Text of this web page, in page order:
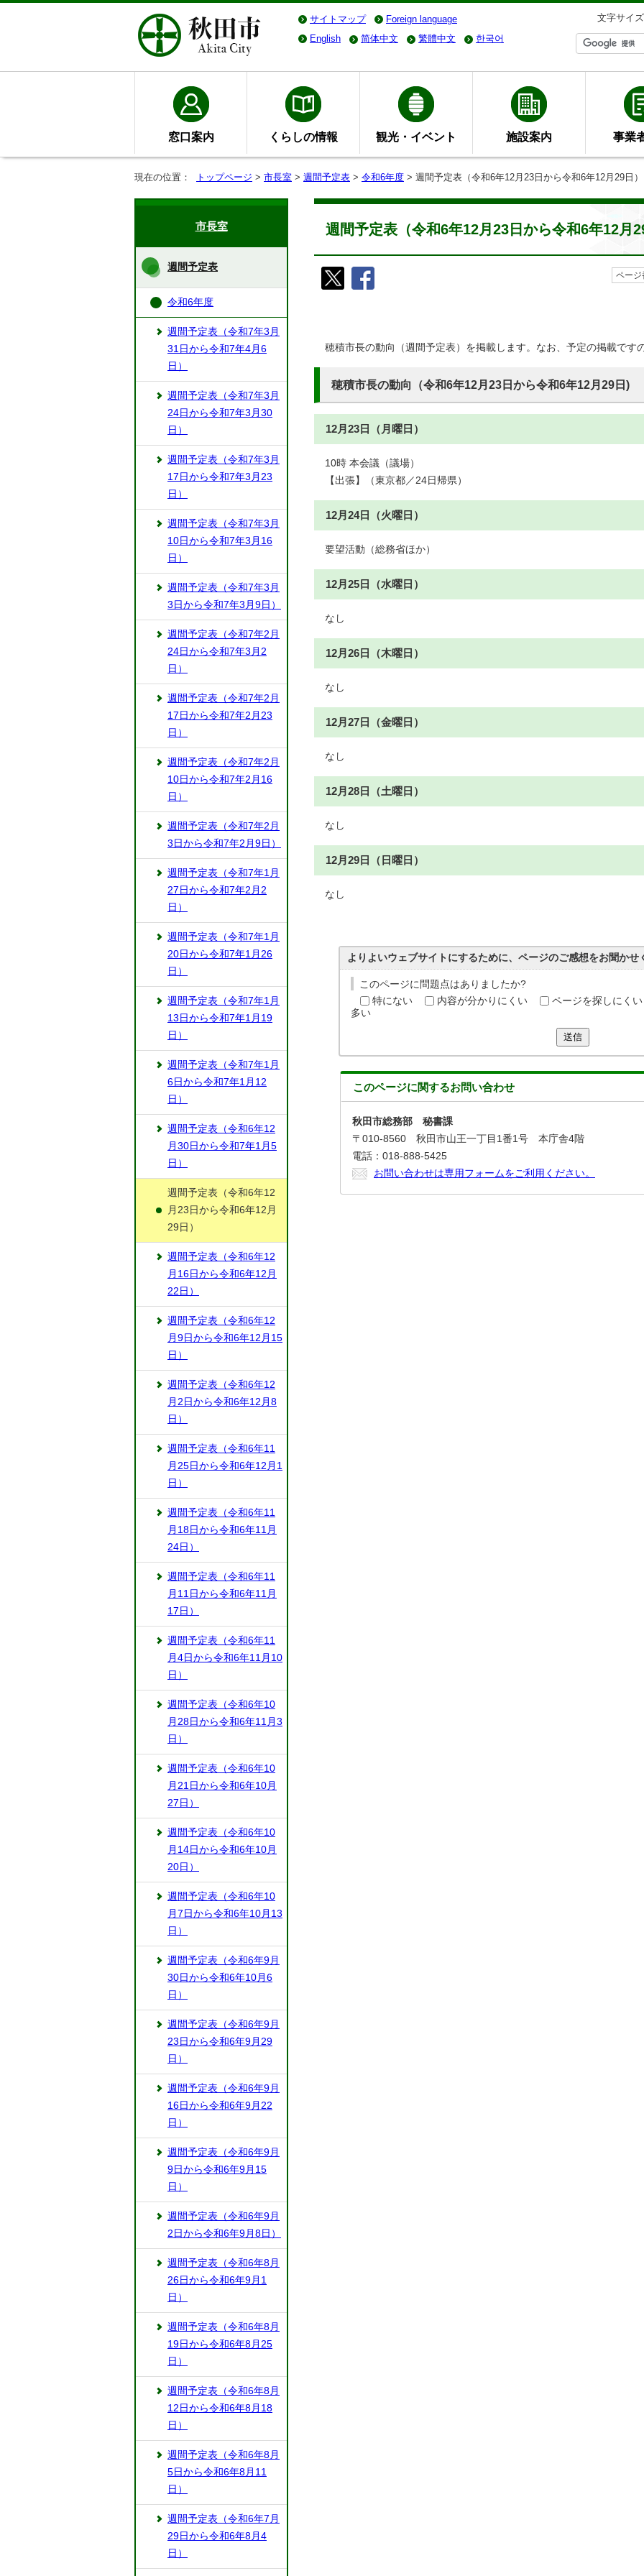
サイトマップ Foreign language 文字サイズ
English
简体中文 繁體中文 한국어
窓口案内 くらしの情報 観光・イベント 施設案内 事業
現在の位置： トップページ > 市長室 > 週間予定表 > 令和6年度 > 週間予定表（令和6年12月23日から令和6年12月29日）
週間予定表（令和6年12月23日から令和6年12月
ペー
穂積市長の動向（週間予定表）を掲載します。なお、予定の掲載です
穂積市長の動向（令和6年12月23日から令和6年12月29日)
12月23日（月曜日）
10時 本会議（議場）
【出張】（東京都／24日帰県）
12月24日（火曜日）
要望活動（総務省ほか）
12月25日（水曜日）
なし
12月26日（木曜日）
なし
12月27日（金曜日）
なし
12月28日（土曜日）
なし
12月29日（日曜日）
なし
よりよいウェブサイトにするために、ページのご感想をお聞かせ
このページに問題点はありましたか?
特にない
内容が分かりにくい ページを探しにくい
多い
送信
このページに関するお問い合わせ
秋田市総務部 秘書課
〒010-8560 秋田市山王一丁目1番1号 本庁舎4階
電話：018-888-5425
お問い合わせは専用フォームをご利用ください。
市長室
週間予定表
令和6年度
週間予定表（令和7年3月
31日から令和7年4月6
日）
週間予定表（令和7年3月
24日から令和7年3月30
日）
週間予定表（令和7年3月
17日から令和7年3月23
日）
週間予定表（令和7年3月
10日から令和7年3月16
日）
週間予定表（令和7年3月
3日から令和7年3月9日）
週間予定表（令和7年2月
24日から令和7年3月2
日）
週間予定表（令和7年2月
17日から令和7年2月23
日）
週間予定表（令和7年2月
10日から令和7年2月16
日）
週間予定表（令和7年2月
3日から令和7年2月9日）
週間予定表（令和7年1月
27日から令和7年2月2
日）
週間予定表（令和7年1月
20日から令和7年1月26
日）
週間予定表（令和7年1月
13日から令和7年1月19
日）
週間予定表（令和7年1月
6日から令和7年1月12
日）
週間予定表（令和6年12
月30日から令和7年1月5
日）
週間予定表（令和6年12
月23日から令和6年12月
29日）
週間予定表（令和6年12
月16日から令和6年12月
22日）
週間予定表（令和6年12
月9日から令和6年12月15
日）
週間予定表（令和6年12
月2日から令和6年12月8
日）
週間予定表（令和6年11
月25日から令和6年12月1
日）
週間予定表（令和6年11
月18日から令和6年11月
24日）
週間予定表（令和6年11
月11日から令和6年11月
17日）
週間予定表（令和6年11
月4日から令和6年11月10
日）
週間予定表（令和6年10
月28日から令和6年11月3
日）
週間予定表（令和6年10
月21日から令和6年10月
27日）
週間予定表（令和6年10
月14日から令和6年10月
20日）
週間予定表（令和6年10
月7日から令和6年10月13
日）
週間予定表（令和6年9月
30日から令和6年10月6
日）
週間予定表（令和6年9月
23日から令和6年9月29
日）
週間予定表（令和6年9月
16日から令和6年9月22
日）
週間予定表（令和6年9月
9日から令和6年9月15
日）
週間予定表（令和6年9月
2日から令和6年9月8日）
週間予定表（令和6年8月
26日から令和6年9月1
日）
週間予定表（令和6年8月
19日から令和6年8月25
日）
週間予定表（令和6年8月
12日から令和6年8月18
日）
週間予定表（令和6年8月
5日から令和6年8月11
日）
週間予定表（令和6年7月
29日から令和6年8月4
日）